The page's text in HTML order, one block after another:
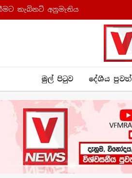
කැබිනට් අනුමැතිය
මුල් පිටුව දේශීය පුව​ත්